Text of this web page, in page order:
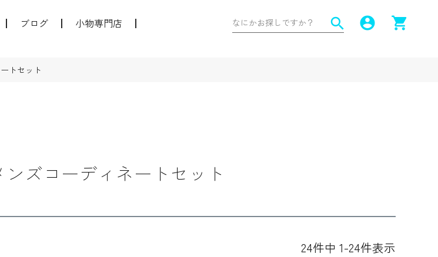
ブログ 小物専門店 search account_circle shopping_cart
トセット
ンズコーディネートセット
24件中 1-24件表示